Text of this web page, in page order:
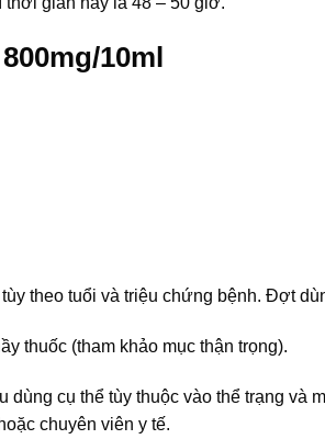
10ml
theo tuổi và triệu chứng bệnh. Đợt
thuốc (tham khảo mục thận trọng).
dùng cụ thể tùy thuộc vào thể trạng và
chuyên viên y tế.